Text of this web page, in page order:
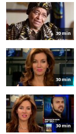
30 min
30 min
30 min